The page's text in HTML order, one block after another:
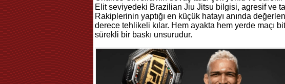
Elit seviyedeki Brazilian Jiu Jitsu bilgisi, agresif ve
Rakiplerinin yaptığı en küçük hatayı anında
derece tehlikeli kılar. Hem ayakta hem yerde maçı
sürekli bir baskı unsurudur.